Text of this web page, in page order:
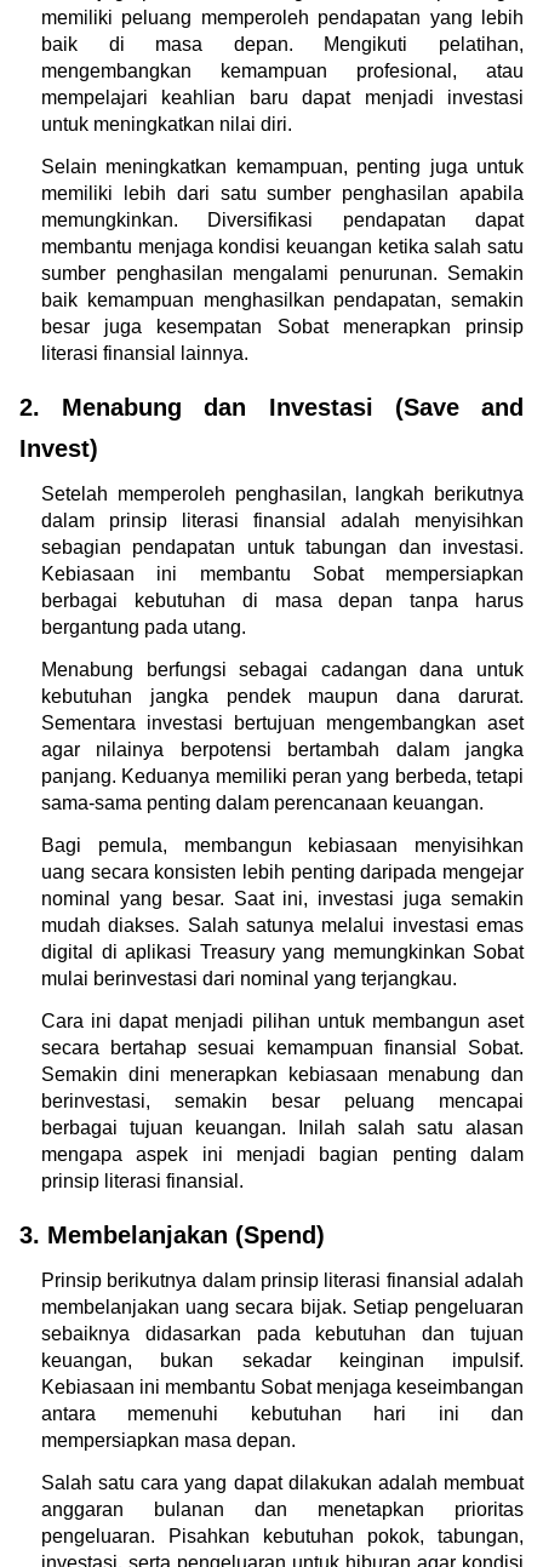
memiliki peluang memperoleh pendapatan yang lebih
baik di masa depan. Mengikuti pelatihan,
mengembangkan kemampuan profesional, atau
mempelajari keahlian baru dapat menjadi investasi
untuk meningkatkan nilai diri.
Selain meningkatkan kemampuan, penting juga untuk
memiliki lebih dari satu sumber penghasilan apabila
memungkinkan. Diversifikasi pendapatan dapat
membantu menjaga kondisi keuangan ketika salah satu
sumber penghasilan mengalami penurunan. Semakin
baik kemampuan menghasilkan pendapatan, semakin
besar juga kesempatan Sobat menerapkan prinsip
literasi finansial lainnya.
2. Menabung dan Investasi (Save and
Invest)
Setelah memperoleh penghasilan, langkah berikutnya
dalam prinsip literasi finansial adalah menyisihkan
sebagian pendapatan untuk tabungan dan investasi.
Kebiasaan ini membantu Sobat mempersiapkan
berbagai kebutuhan di masa depan tanpa harus
bergantung pada utang.
Menabung berfungsi sebagai cadangan dana untuk
kebutuhan jangka pendek maupun dana darurat.
Sementara investasi bertujuan mengembangkan aset
agar nilainya berpotensi bertambah dalam jangka
panjang. Keduanya memiliki peran yang berbeda, tetapi
sama-sama penting dalam perencanaan keuangan.
Bagi pemula, membangun kebiasaan menyisihkan
uang secara konsisten lebih penting daripada mengejar
nominal yang besar. Saat ini, investasi juga semakin
mudah diakses. Salah satunya melalui investasi emas
digital di aplikasi Treasury yang memungkinkan Sobat
mulai berinvestasi dari nominal yang terjangkau.
Cara ini dapat menjadi pilihan untuk membangun aset
secara bertahap sesuai kemampuan finansial Sobat.
Semakin dini menerapkan kebiasaan menabung dan
berinvestasi, semakin besar peluang mencapai
berbagai tujuan keuangan. Inilah salah satu alasan
mengapa aspek ini menjadi bagian penting dalam
prinsip literasi finansial.
3. Membelanjakan (Spend)
Prinsip berikutnya dalam prinsip literasi finansial adalah
membelanjakan uang secara bijak. Setiap pengeluaran
sebaiknya didasarkan pada kebutuhan dan tujuan
keuangan, bukan sekadar keinginan impulsif.
Kebiasaan ini membantu Sobat menjaga keseimbangan
antara memenuhi kebutuhan hari ini dan
mempersiapkan masa depan.
Salah satu cara yang dapat dilakukan adalah membuat
anggaran bulanan dan menetapkan prioritas
pengeluaran. Pisahkan kebutuhan pokok, tabungan,
investasi, serta pengeluaran untuk hiburan agar kondisi